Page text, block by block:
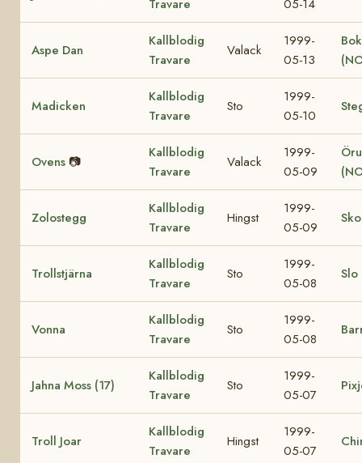
Travare
05-14
Aspe Dan
Kallblodig
Travare
Valack
1999-
05-13
Madicken
Kallblodig
Travare
Sto
1999-
05-10
Ovens 📷
Kallblodig
Travare
Valack
1999-
05-09
Zolostegg
Kallblodig
Travare
Hingst
1999-
05-09
Trollstjärna
Kallblodig
Travare
Sto
1999-
05-08
Slo
Vonna
Kallblodig
Travare
Sto
1999-
05-08
Jahna Moss (17)
Kallblodig
Travare
Sto
1999-
05-07
Troll Joar
Kallblodig
Travare
Hingst
1999-
05-07